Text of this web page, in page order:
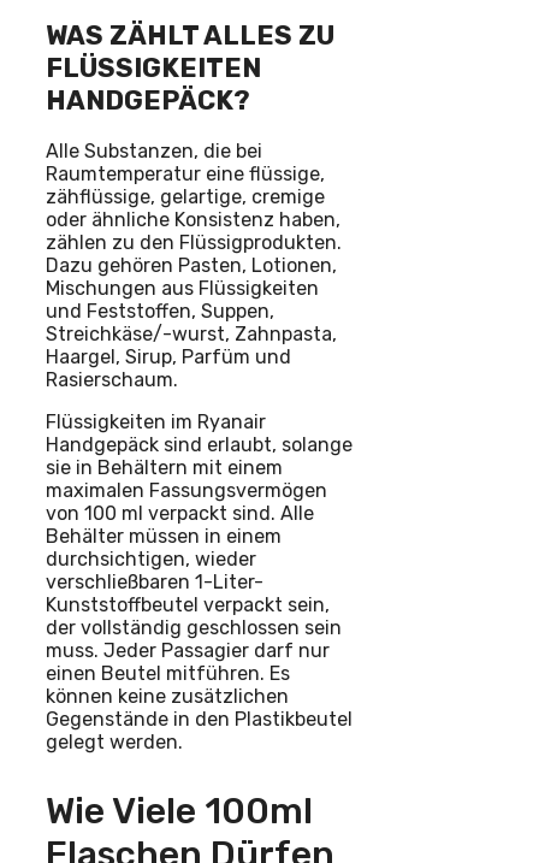
WAS ZÄHLT ALLES ZU
FLÜSSIGKEITEN
HANDGEPÄCK?
Alle Substanzen, die bei
Raumtemperatur eine flüssige,
zähflüssige, gelartige, cremige
oder ähnliche Konsistenz haben,
zählen zu den Flüssigprodukten.
Dazu gehören Pasten, Lotionen,
Mischungen aus Flüssigkeiten
und Feststoffen, Suppen,
Streichkäse/-wurst, Zahnpasta,
Haargel, Sirup, Parfüm und
Rasierschaum.
Flüssigkeiten im Ryanair
Handgepäck sind erlaubt, solange
sie in Behältern mit einem
maximalen Fassungsvermögen
von 100 ml verpackt sind. Alle
Behälter müssen in einem
durchsichtigen, wieder
verschließbaren 1-Liter-
Kunststoffbeutel verpackt sein,
der vollständig geschlossen sein
muss. Jeder Passagier darf nur
einen Beutel mitführen. Es
können keine zusätzlichen
Gegenstände in den Plastikbeutel
gelegt werden.
Wie Viele 100ml
Flaschen Dürfen